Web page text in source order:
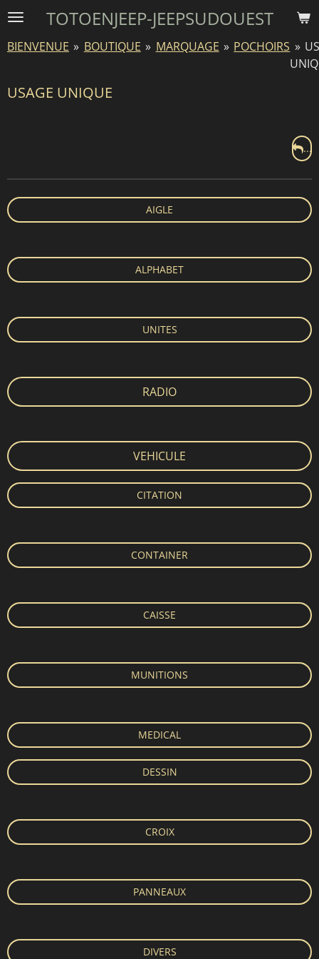
Passer
contenu
TOTOENJEEP-JEEPSUDOUEST
BIENVENUE » BOUTIQUE » MARQUAGE » POCHOIRS »
USAGE UNIQUE
...
AIGLE
ALPHABET
UNITES
RADIO
VEHICULE
CITATION
CONTAINER
CAISSE
MUNITIONS
MEDICAL
DESSIN
CROIX
PANNEAUX
DIVERS